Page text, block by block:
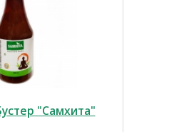
"Самхита"